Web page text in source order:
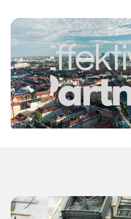
Videospelare